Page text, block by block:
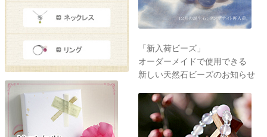
「新入荷ビーズ」
オーダーメイドで使用できる
新しい天然石ビーズのお知らせ